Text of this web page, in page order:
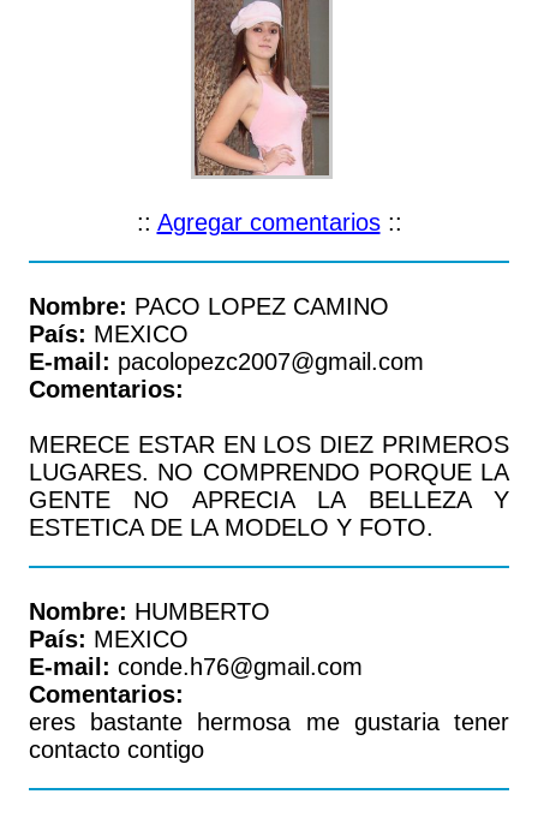
:: Agregar comentarios::
Nombre: PACO LOPEZ CAMINO
País: MEXICO
E-mail: pacolopezc2007@gmail.com
Comentarios:
MERECE ESTAR EN LOS DIEZ PRIMEROS
LUGARES. NO COMPRENDO PORQUE LA
GENTE NO APRECIA LA BELLEZA Y
ESTETICA DE LA MODELO Y FOTO.
Nombre: HUMBERTO
País: MEXICO
E-mail: conde.h76@gmail.com
Comentarios:
eres bastante hermosa me gustaria tener
contacto contigo